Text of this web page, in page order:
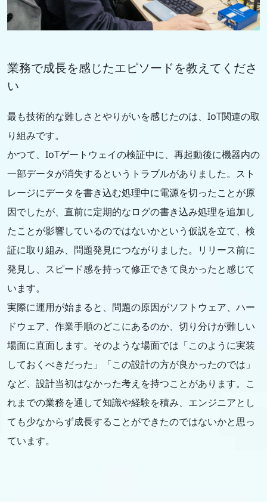
業務で成長を感じたエピソードを教えてくださ
い
最も技術的な難しさとやりがいを感じたのは、IoT関連の取
り組みです。
かつて、IoTゲートウェイの検証中に、再起動後に機器内の
一部データが消失するというトラブルがありました。スト
レージにデータを書き込む処理中に電源を切ったことが原
因でしたが、直前に定期的なログの書き込み処理を追加し
たことが影響しているのではないかという仮説を立て、検
証に取り組み、問題発見につながりました。リリース前に
発見し、スピード感を持って修正できて良かったと感じて
います。
実際に運用が始まると、問題の原因がソフトウェア、ハー
ドウェア、作業手順のどこにあるのか、切り分けが難しい
場面に直面します。そのような場面では「このように実装
しておくべきだった」「この設計の方が良かったのでは」
など、設計当初はなかった考えを持つことがあります。こ
れまでの業務を通して知識や経験を積み、エンジニアとし
ても少なからず成長することができたのではないかと思っ
ています。